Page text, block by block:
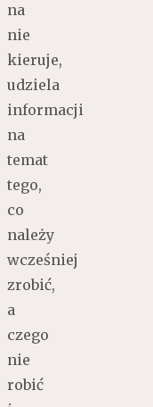
na
nie
kieruje,
udziela
informacji
na
temat
tego,
co
należy
wcześniej
zrobić,
a
czego
nie
robić